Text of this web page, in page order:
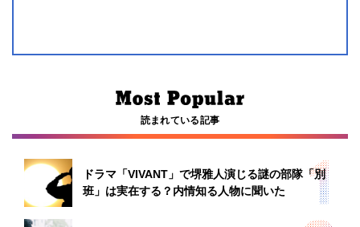
読まれている記事
ドラマ「VIVANT」で堺雅人演じる謎の部隊「別
班」は実在する？内情知る人物に聞いた